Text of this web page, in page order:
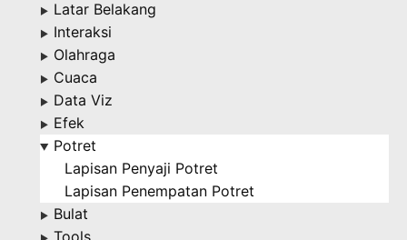
▶ Latar Belakang
▶ Interaksi
▶ Olahraga
▶ Cuaca
▶ Data Viz
▶ Efek
▶
Potret
Lapisan Penyaji Potret
Lapisan Penempatan Potret
▶ Bulat
Tools